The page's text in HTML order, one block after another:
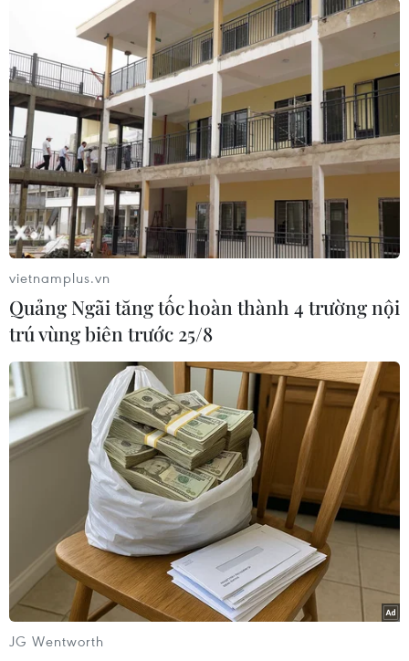
Từ nhiều năm nay, cứ cận Tết Nguyên đán, nhiều
người dân Hà Nội lại tấp nập xếp hàng chờ đợi mua
bánh chưng, giò chả tại cửa hàng Quốc Hương, số 9
Hàng Bông. (Ảnh: Minh Sơn/Vietnam+)
Ngày đi làm cuối cùng của người lao động trước khi
nghỉ Tết, nhiều người dân đã tranh thủ đi mua từ
sáng sớm. (Ảnh: Minh Sơn/Vietnam+)
vietnamplus.vn
Quảng Ngãi tăng tốc hoàn thành 4 trường nội
trú vùng biên trước 25/8
JG Wentworth